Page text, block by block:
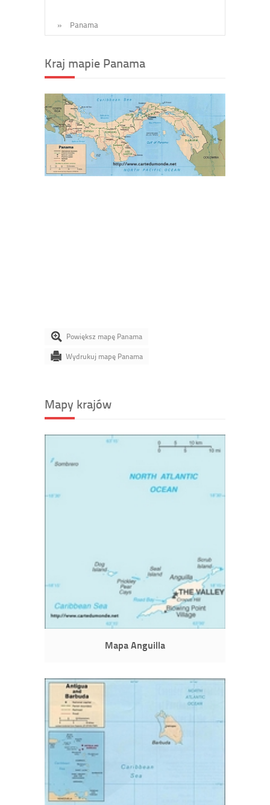
» Panama
Kraj mapie Panama
Powiększ mapę Panama
Wydrukuj mapę Panama
Mapy krajów
Mapa Anguilla